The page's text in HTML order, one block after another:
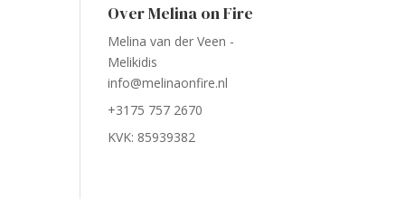
Over Melina on Fire
Melina van der Veen -
Melikidis
info@melinaonfire.nl
+3175 757 2670
KVK: 85939382